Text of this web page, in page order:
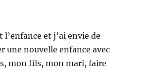
l’enfance et j’ai envie de
une nouvelle enfance avec
mon fils, mon mari, faire